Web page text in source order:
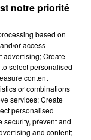
ce
et
de ce
le Corac.
avec
notre priorité
based on
or access
advertising; Create
select personalised
content
or combinations
services; Create
personalised
security, prevent and
and content;